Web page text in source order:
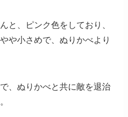
と、ピンク色をしており、
や小さめで、ぬりかべより
、ぬりかべと共に敵を退治